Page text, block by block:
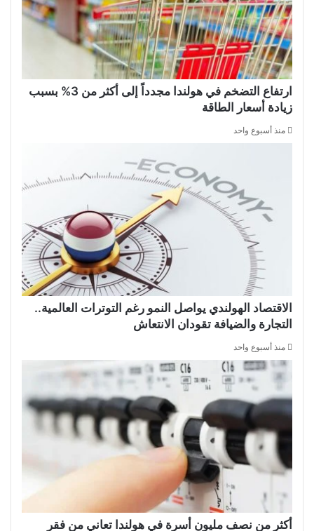
ارتفاع التضخم في هولندا مجدداً إلى أكثر من 3% بسبب
زيادة أسعار الطاقة
منذ أسبوع واحد
الاقتصاد الهولندي يواصل النمو رغم التوترات العالمية..
التجارة والضيافة تقودان الانتعاش
منذ أسبوع واحد
أكثر من نصف مليون أسرة في هولندا تعاني من فقر